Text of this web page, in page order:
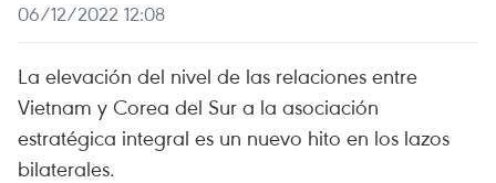
06/12/2022 12:08
La elevación del nivel de las relaciones entre
Vietnam y Corea del Sur a la asociación
estratégica integral es un nuevo hito en los lazos
bilaterales.